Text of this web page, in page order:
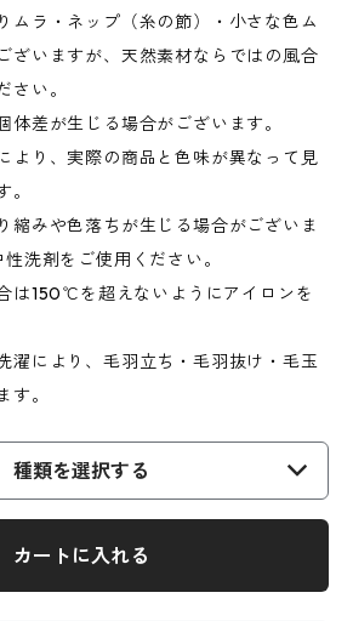
ムラ・ネップ（糸の節）・小さな色ム
ざいますが、天然素材ならではの風合
さい。
差が生じる場合がございます。
より、実際の商品と色味が異なって見
。
縮みや色落ちが生じる場合がございま
洗剤をご使用ください。
は150℃を超えないようにアイロンを
濯により、毛羽立ち・毛羽抜け・毛玉
す。
種類を選択する
カートに入れる